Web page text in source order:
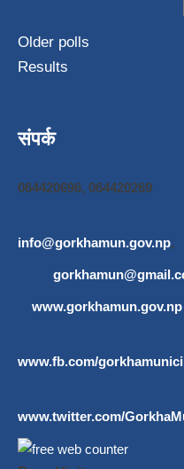
Older polls
Results
संपर्क
064420696, 064420269
info@gorkhamun.gov.np,
www.gorkhamun.gov.np
www.fb.com/
www.twitter.com/